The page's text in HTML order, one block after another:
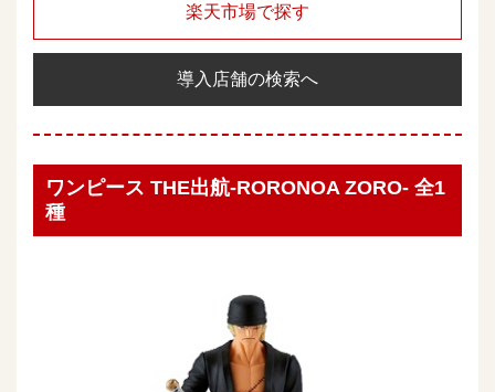
楽天市場で探す
導入店舗の検索へ
ワンピース THE出航-RORONOA ZORO- 全1
種